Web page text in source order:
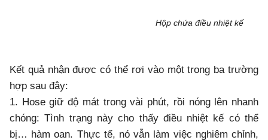
Hộp chứa điều nhiệt kế
Kết quả nhận được có thể rơi vào một trong ba trường
hợp sau đây:
1. Hose giữ độ mát trong vài phút, rồi nóng lên nhanh
chóng: Tình trạng này cho thấy điều nhiệt kế có thể
bị… hàm oan. Thực tế, nó vẫn làm việc nghiêm chỉnh,